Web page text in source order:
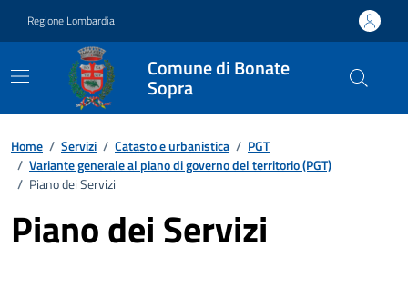
Regione Lombardia
Comune di Bonate
Sopra
Home / Servizi / Catasto e urbanistica / PGT
/ Variante generale al piano di governo del territorio (PGT)
/ Piano dei Servizi
Piano dei Servizi